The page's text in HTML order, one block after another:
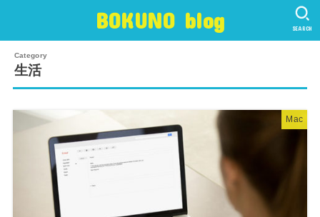
BOKUNO blog SEARCH
生活
Mac